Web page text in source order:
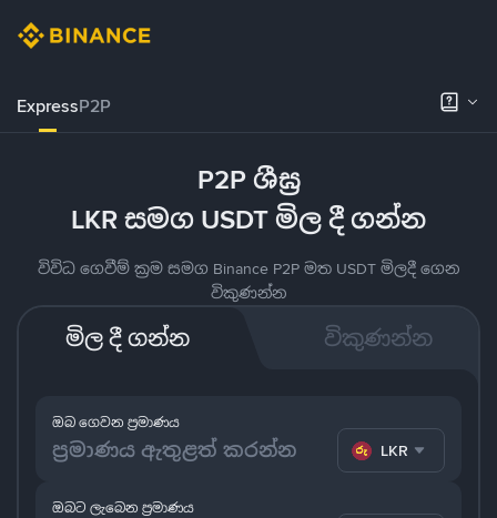
ExpressP2P
P2P ශීඝ්‍ර
LKR සමග USDT මිල දී ගන්න
විවිධ ගෙවීම් ක්‍රම සමග Binance P2P මත USDT මිලදී ගෙන
විකුණන්න
මිල දී ගන්න විකුණන්න
ඔබ ගෙවන ප්‍රමාණය
LKR
ඔබට ලැබෙන ප්‍රමාණය